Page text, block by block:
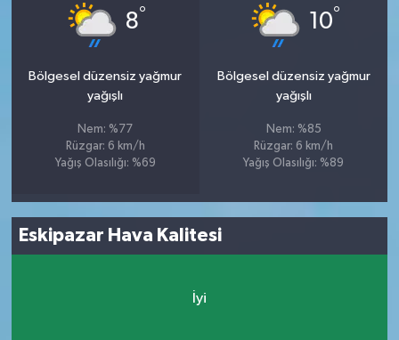
8°
Bölgesel düzensiz yağmur
yağışlı
Nem: %77
Rüzgar: 6 km/h
Yağış Olasılığı: %69
10°
Bölgesel düzensiz yağmur
yağışlı
Nem: %85
Rüzgar: 6 km/h
Yağış Olasılığı: %89
Eskipazar Hava Kalitesi
İyi